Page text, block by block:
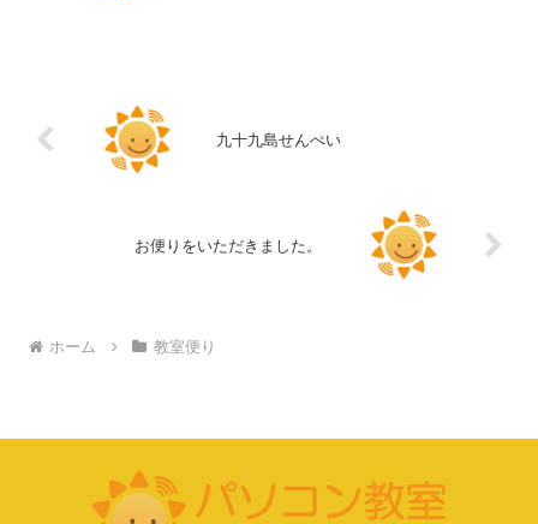
九十九島せんぺい
お便りをいただきました。
ホーム 教室便り